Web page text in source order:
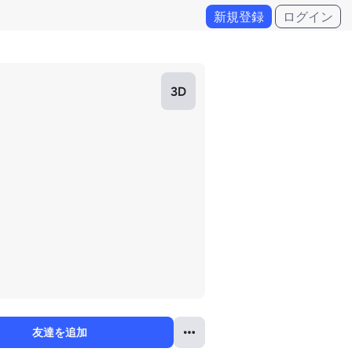
新規登録 ログイン
3D
友達を追加